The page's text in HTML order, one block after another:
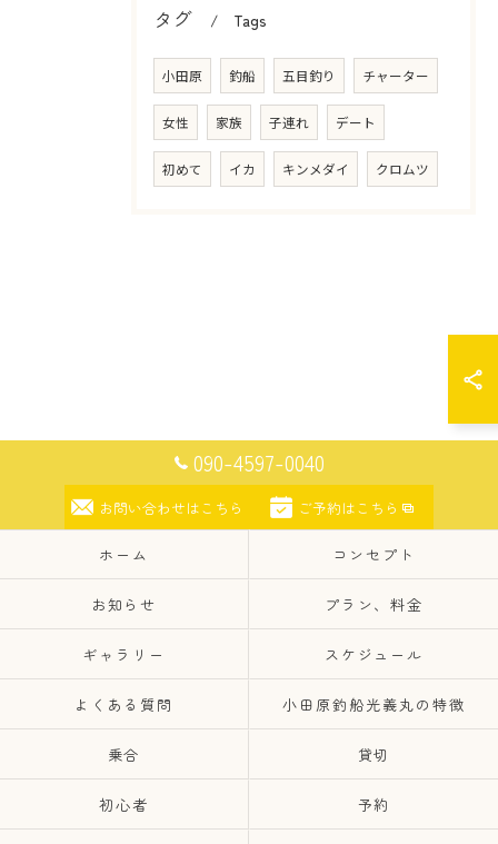
タグ Tags
小田原 釣船 五目釣り チャーター
女性 家族 子連れ デート
初めて イカ キンメダイ クロムツ
090-4597-0040
お問い合わせはこちら ご予約はこちら
ホーム コンセプト
お知らせ プラン、料金
ギャラリー スケジュール
よくある質問 小田原釣船光義丸の特徴
乗合 貸切
初心者 予約